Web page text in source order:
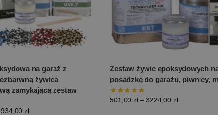
na garaż z
żywica
zamykającą zestaw
zł
Zestaw żywic epoksydowych
posadzkę do garażu, piwnicy,
501,00 zł – 3224,00 zł